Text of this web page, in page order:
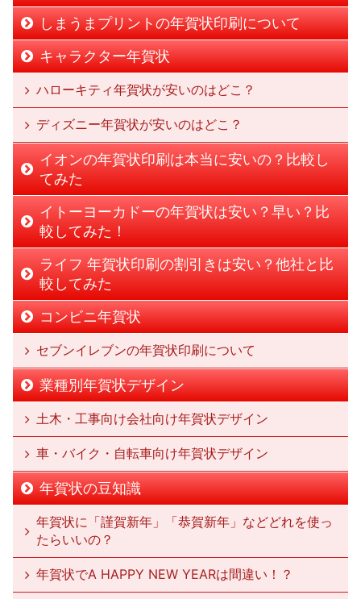
しまうまプリントの年賀状印刷について
キャラクター年賀状
ハローキティ年賀状が安いのはどこ？
ディズニー年賀状が安いのはどこ？
イオンの年賀状印刷は本当に安いの？比較し
てみた
イトーヨーカドーの年賀状は安い？早い？比
較してみた！
ライフ 年賀状印刷の割引きは安い？他社と比
較してみた
コンビニ年賀状
セブンイレブンの年賀状印刷について
業種別年賀状デザイン
土木・工事向け会社向け年賀状デザイン
車・バイク・自転車向け年賀状デザイン
年賀状の豆知識
年賀状に「謹賀新年」「恭賀新年」などどれを使っ
たらいいの？
年賀状でA HAPPY NEW YEARは間違い！？